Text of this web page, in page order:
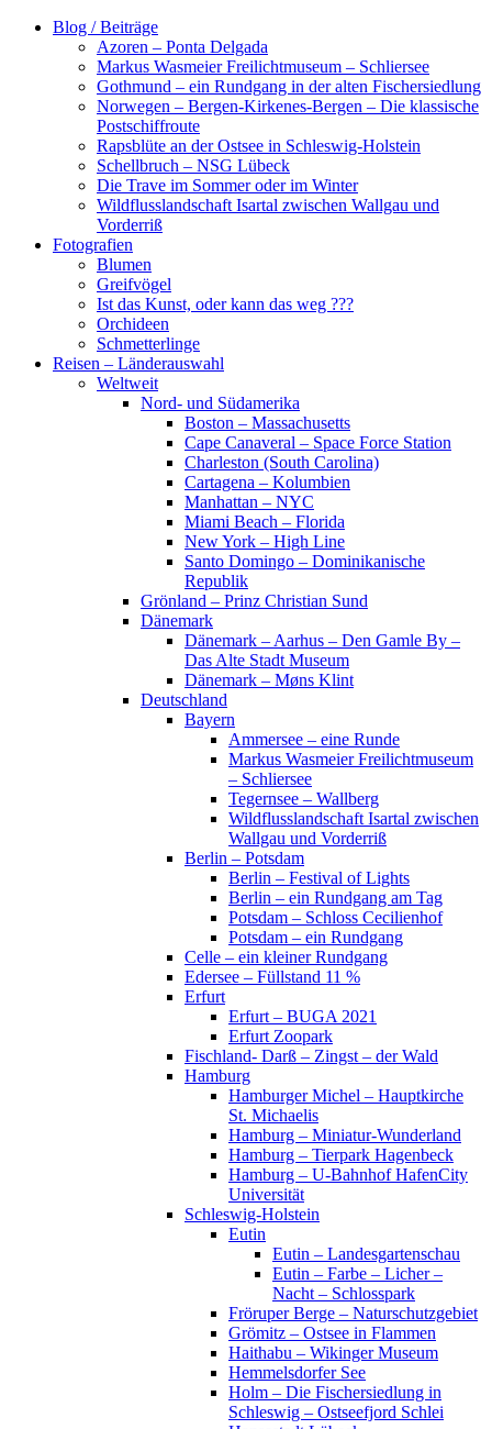
Zum
Blog / Beiträge
Azoren – Ponta Delgada
Markus Wasmeier Freilichtmuseum – Schliersee
Gothmund – ein Rundgang in der alten Fischersiedlung
Norwegen – Bergen-Kirkenes-Bergen – Die klassische
Postschiffroute
Rapsblüte an der Ostsee in Schleswig-Holstein
Schellbruch – NSG Lübeck
Die Trave im Sommer oder im Winter
Wildflusslandschaft Isartal zwischen Wallgau und
Vorderriß
Fotografien
Blumen
Greifvögel
Ist das Kunst, oder kann das weg ???
Orchideen
Schmetterlinge
Reisen – Länderauswahl
Weltweit
Nord- und Südamerika
Boston – Massachusetts
Cape Canaveral – Space Force Station
Charleston (South Carolina)
Cartagena – Kolumbien
Manhattan – NYC
Miami Beach – Florida
New York – High Line
Santo Domingo – Dominikanische
Republik
Grönland – Prinz Christian Sund
Dänemark
Dänemark – Aarhus – Den Gamle By –
Das Alte Stadt Museum
Dänemark – Møns Klint
Deutschland
Bayern
Ammersee – eine Runde
Markus Wasmeier Freilichtmuseum
– Schliersee
Tegernsee – Wallberg
Wildflusslandschaft Isartal zwischen
Wallgau und Vorderriß
Berlin – Potsdam
Berlin – Festival of Lights
Berlin – ein Rundgang am Tag
Potsdam – Schloss Cecilienhof
Potsdam – ein Rundgang
Celle – ein kleiner Rundgang
Edersee – Füllstand 11 %
Erfurt
Erfurt – BUGA 2021
Erfurt Zoopark
Fischland- Darß – Zingst – der Wald
Hamburg
Hamburger Michel – Hauptkirche
St. Michaelis
Hamburg – Miniatur-Wunderland
Hamburg – Tierpark Hagenbeck
Hamburg – U-Bahnhof HafenCity
Universität
Schleswig-Holstein
Eutin
Eutin – Landesgartenschau
Eutin – Farbe – Licher –
Nacht – Schlosspark
Fröruper Berge – Naturschutzgebiet
Grömitz – Ostsee in Flammen
Haithabu – Wikinger Museum
Hemmelsdorfer See
Holm – Die Fischersiedlung in
Schleswig – Ostseefjord Schlei